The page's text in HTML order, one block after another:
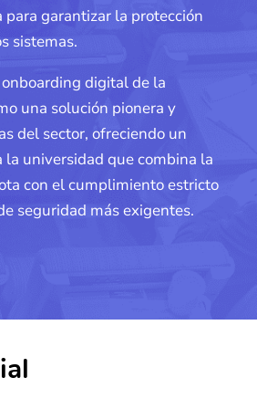
garantizar la protección
sistemas.
digital de la
una solución pionera y
del sector, ofreciendo un
universidad que combina la
con el cumplimiento estricto
seguridad más exigentes.